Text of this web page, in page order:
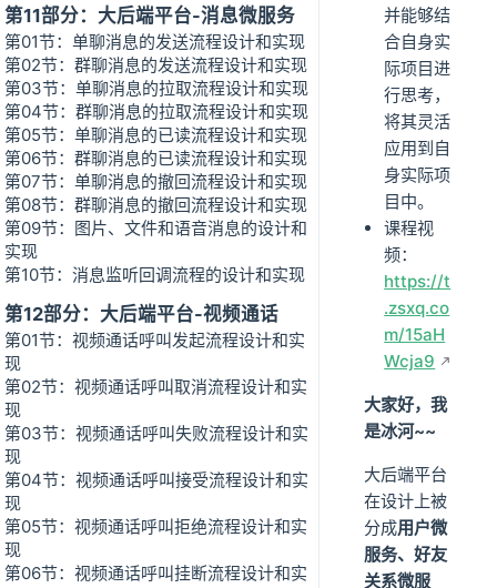
第11部分：大后端平台-消息微服务
第01节：单聊消息的发送流程设计和实现
第02节：群聊消息的发送流程设计和实现
第03节：单聊消息的拉取流程设计和实现
第04节：群聊消息的拉取流程设计和实现
第05节：单聊消息的已读流程设计和实现
第06节：群聊消息的已读流程设计和实现
第07节：单聊消息的撤回流程设计和实现
第08节：群聊消息的撤回流程设计和实现
第09节：图片、文件和语音消息的设计和
实现
第10节：消息监听回调流程的设计和实现
第12部分：大后端平台-视频通话
第01节：视频通话呼叫发起流程设计和实
现
第02节：视频通话呼叫取消流程设计和实
现
第03节：视频通话呼叫失败流程设计和实
现
第04节：视频通话呼叫接受流程设计和实
现
第05节：视频通话呼叫拒绝流程设计和实
现
第06节：视频通话呼叫挂断流程设计和实
并能够结
合自身实
际项目进
行思考，
将其灵活
应用到自
身实际项
目中。
课程视
频：
https://t
.zsxq.co
m/15aH
Wcja9
大家好，我
是冰河~~
大后端平台
在设计上被
分成用户微
服务、好友
关系微服